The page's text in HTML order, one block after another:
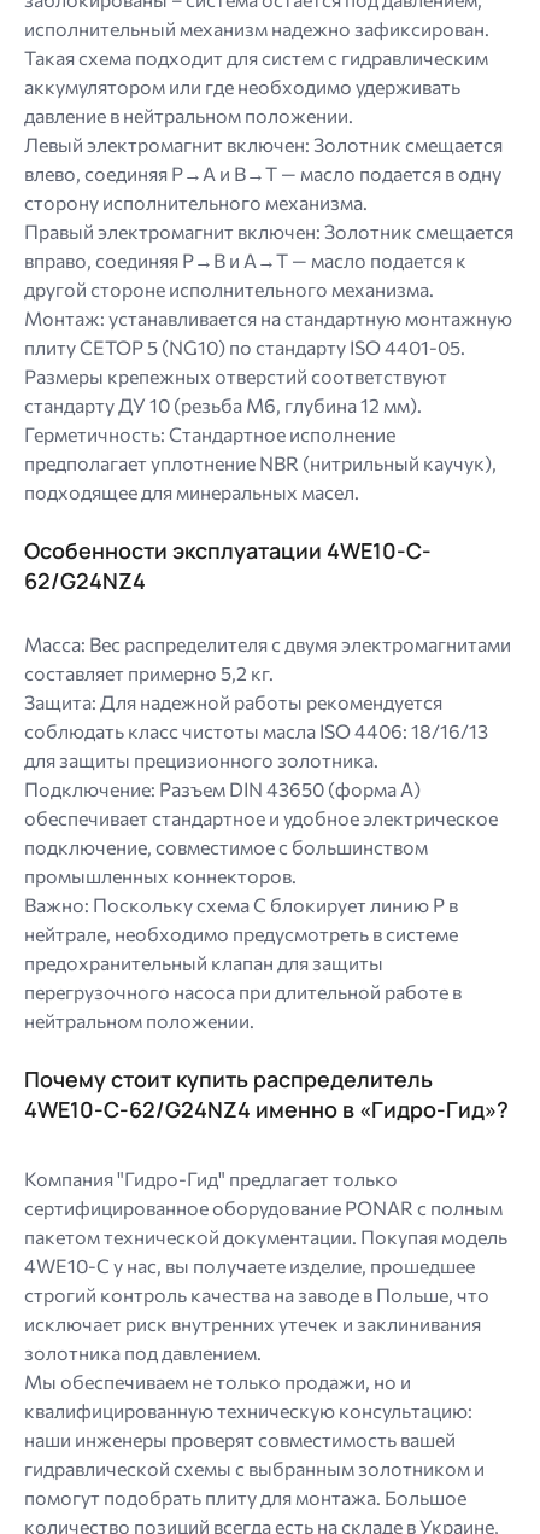
исполнительный механизм надежно зафиксирован.
Такая схема подходит для систем с гидравлическим
аккумулятором или где необходимо удерживать
давление в нейтральном положении.
Левый электромагнит включен: Золотник смещается
влево, соединяя P→A и B→T — масло подается в одну
сторону исполнительного механизма.
Правый электромагнит включен: Золотник смещается
вправо, соединяя P→B и A→T — масло подается к
другой стороне исполнительного механизма.
Монтаж: устанавливается на стандартную монтажную
плиту CETOP 5 (NG10) по стандарту ISO 4401-05.
Размеры крепежных отверстий соответствуют
стандарту ДУ 10 (резьба M6, глубина 12 мм).
Герметичность: Стандартное исполнение
предполагает уплотнение NBR (нитрильный каучук),
подходящее для минеральных масел.
Особенности эксплуатации 4WE10-C-
62/G24NZ4
Масса: Вес распределителя с двумя электромагнитами
составляет примерно 5,2 кг.
Защита: Для надежной работы рекомендуется
соблюдать класс чистоты масла ISO 4406: 18/16/13
для защиты прецизионного золотника.
Подключение: Разъем DIN 43650 (форма A)
обеспечивает стандартное и удобное электрическое
подключение, совместимое с большинством
промышленных коннекторов.
Важно: Поскольку схема C блокирует линию P в
нейтрале, необходимо предусмотреть в системе
предохранительный клапан для защиты
перегрузочного насоса при длительной работе в
нейтральном положении.
Почему стоит купить распределитель
4WE10-C-62/G24NZ4 именно в «Гидро-Гид»?
Компания "Гидро-Гид" предлагает только
сертифицированное оборудование PONAR с полным
пакетом технической документации. Покупая модель
4WE10-C у нас, вы получаете изделие, прошедшее
строгий контроль качества на заводе в Польше, что
исключает риск внутренних утечек и заклинивания
золотника под давлением.
Мы обеспечиваем не только продажи, но и
квалифицированную техническую консультацию:
наши инженеры проверят совместимость вашей
гидравлической схемы с выбранным золотником и
помогут подобрать плиту для монтажа. Большое
количество позиций всегда есть на складе в Украине,